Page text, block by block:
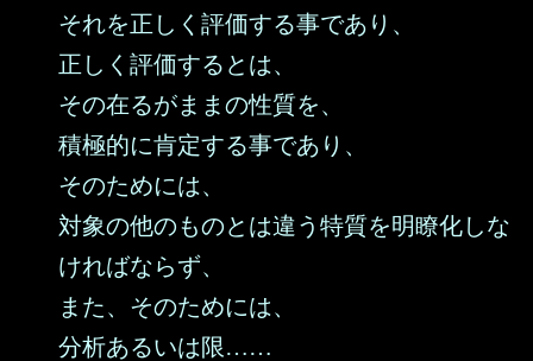
それを正しく評価する事であり、
正しく評価するとは、
その在るがままの性質を、
積極的に肯定する事であり、
そのためには、
対象の他のものとは違う特質を明瞭化しな
ければならず、
また、そのためには、
分析あるいは限……